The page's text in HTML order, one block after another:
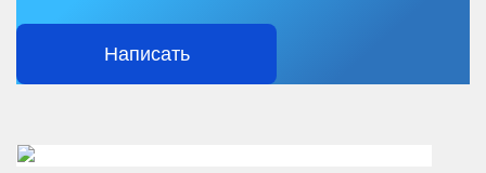
Написать